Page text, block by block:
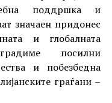
поддршка и
значаен придонес
и глобалната
посилни
и побезбедна
граѓани –